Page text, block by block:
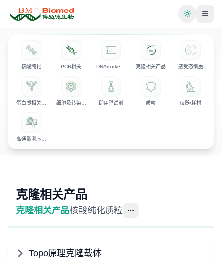
切换主题
核酸纯化 PCR相关 克隆相关产品 感受态细胞
细胞及转染相关试剂 即用型试剂 质粒 仪器/耗材
克隆相关产品
克隆相关产品核酸纯化质粒
Topo原理克隆载体